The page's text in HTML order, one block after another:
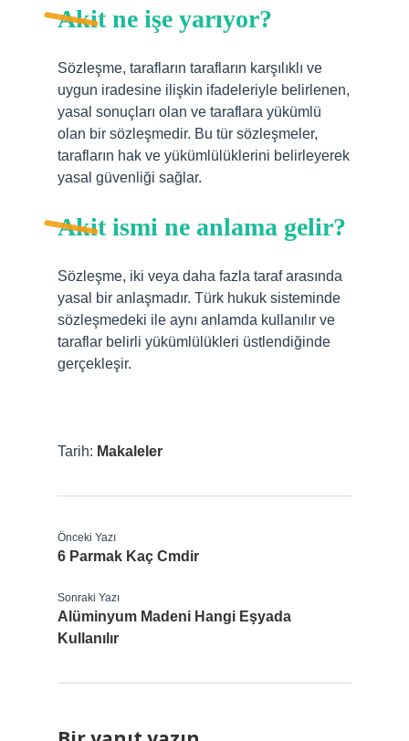
Akit ne işe yarıyor?
Sözleşme, tarafların tarafların karşılıklı ve
uygun iradesine ilişkin ifadeleriyle belirlenen,
yasal sonuçları olan ve taraflara yükümlü
olan bir sözleşmedir. Bu tür sözleşmeler,
tarafların hak ve yükümlülüklerini belirleyerek
yasal güvenliği sağlar.
Akit ismi ne anlama gelir?
Sözleşme, iki veya daha fazla taraf arasında
yasal bir anlaşmadır. Türk hukuk sisteminde
sözleşmedeki ile aynı anlamda kullanılır ve
taraflar belirli yükümlülükleri üstlendiğinde
gerçekleşir.
Tarih: Makaleler
Önceki Yazı
6 Parmak Kaç Cmdir
Sonraki Yazı
Alüminyum Madeni Hangi Eşyada
Kullanılır